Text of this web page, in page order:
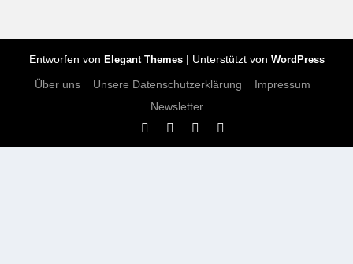
Entworfen von Elegant Themes| Unterstützt von WordPress
Über uns Unsere Datenschutzerklärung
Impressum
Newsletter